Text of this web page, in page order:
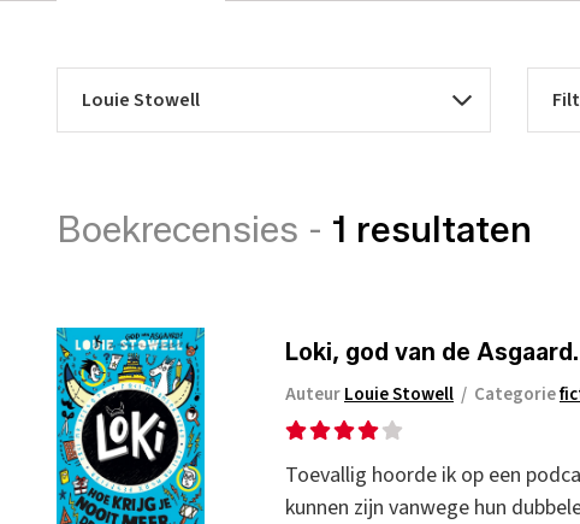
Boekrecensies - 1 resultaten
Loki, god van de
AuteurLouie Stowell / Categorie
Toevallig hoorde ik op een
kunnen zijn vanwege hun